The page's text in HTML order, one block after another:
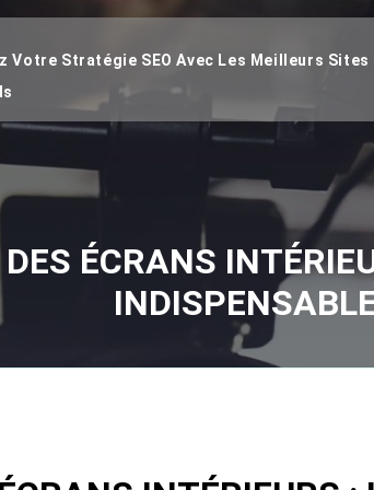
Votre Stratégie SEO Avec Les Meilleurs
ÉCRANS